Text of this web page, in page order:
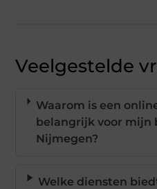
Veelgestelde
Waarom is een
belangrijk voor mijn
Nijmegen?
Welke diensten